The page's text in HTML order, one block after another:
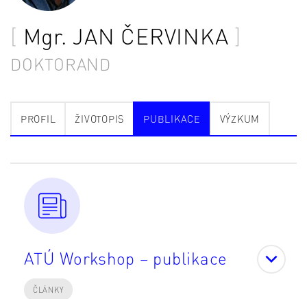
Mgr. JAN ČERVINKA
DOKTORAND
PROFIL ŽIVOTOPIS PUBLIKACE VÝZKUM
ATÚ Workshop – publikace
ČLÁNKY